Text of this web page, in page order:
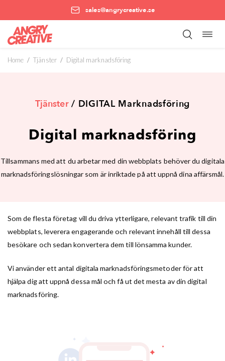
sales@angrycreative.se
Hoppa
innehåll
Home / Tjänster / Digital marknadsföring
Tjänster/ DIGITAL Marknadsföring
Digital marknadsföring
Tillsammans med att du arbetar med din webbplats behöver du digitala
marknadsföringslösningar som är inriktade på att uppnå dina affärsmål.
Som de flesta företag vill du driva ytterligare, relevant trafik till din
webbplats, leverera engagerande och relevant innehåll till dessa
besökare och sedan konvertera dem till lönsamma kunder.
Vi använder ett antal digitala marknadsföringsmetoder för att
hjälpa dig att uppnå dessa mål och få ut det mesta av din digital
marknadsföring.